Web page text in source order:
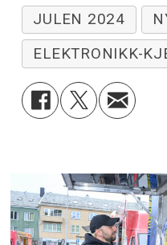
JULEN 2024
ELEKTRONIKK-